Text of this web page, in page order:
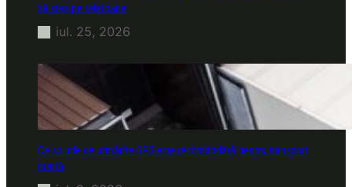
să stea pe telefoane
iul. 25, 2026
Ce soluție de urmărire GPS este recomandată pentru transport
marfă